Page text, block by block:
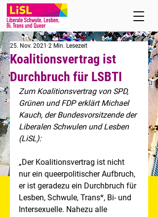
Koalitionsvertrag ist
Durchbruch für LSBTI
25. Nov. 2021 2 Min. Lesezeit
Zum Koalitionsvertrag von SPD,
Grünen und FDP erklärt Michael
Kauch, der Bundesvorsitzende der
Liberalen Schwulen und Lesben
(LiSL):
„Der Koalitionsvertrag ist nicht
nur ein queerpolitischer Aufbruch,
er ist geradezu ein Durchbruch für
Lesben, Schwule, Trans*, Bi- und
Intersexuelle. Nahezu alle